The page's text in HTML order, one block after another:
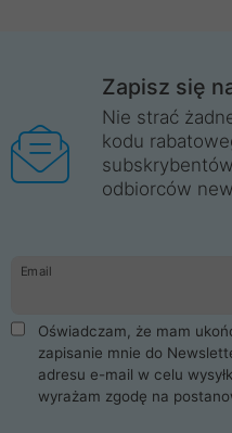
Zapisz się
Nie strać
kodu
odbiorców
Email
Oświadczam, że mam
zapisanie mnie do
adresu e-mail w celu
wyrażam zgodę na